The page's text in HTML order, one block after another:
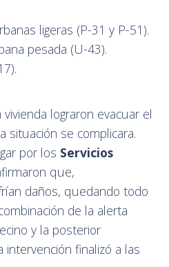
ligeras (P-31 y P-51).
pesada (U-43).
lograron evacuar el
situación se complicara.
por los Servicios
que,
daños, quedando todo
de la alerta
y la posterior
intervención finalizó a las